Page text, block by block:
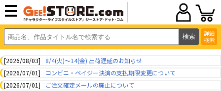
詳細
検索
[2026/08/03]
8/4(火)～14(金) 出荷遅延のお知らせ
[2026/07/01]
コンビニ・ペイジー決済の支払期限変更について
[2026/07/01]
ご注文確定メールの廃止について